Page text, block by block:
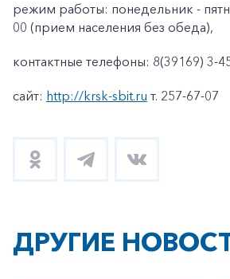
режим работы: понедельник -
00 (прием населения без обеда),
контактные телефоны: 8(39169) 3-
сайт: http://krsk-sbit.ru т. 257-67-07
ДРУГИЕ